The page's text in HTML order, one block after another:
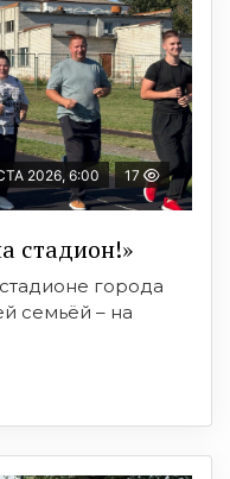
2026, 6:00 17
стадион!»
города
семьёй – на